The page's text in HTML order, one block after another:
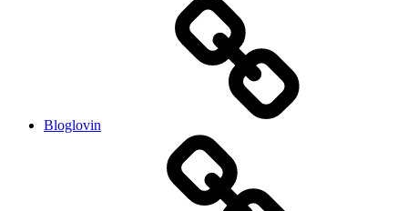
Bloglovin